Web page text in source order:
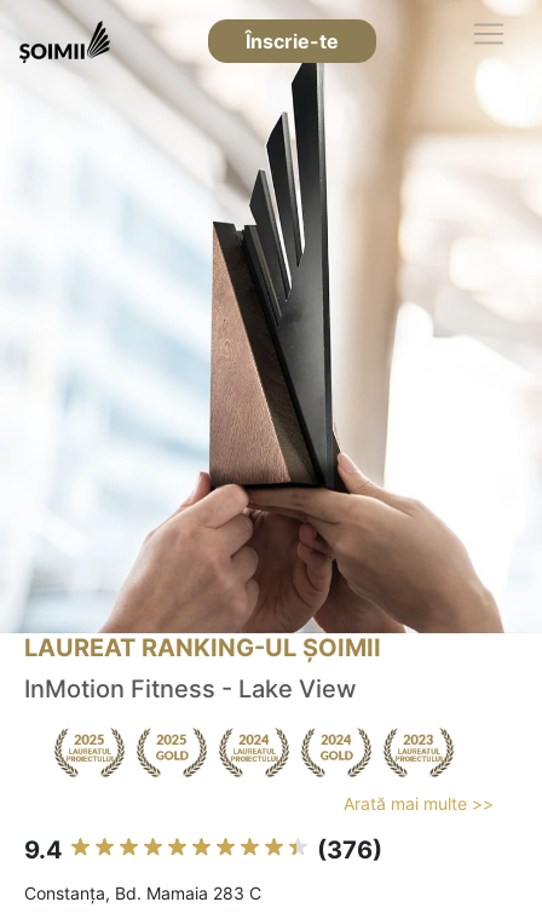
Înscrie-te
LAUREAT RANKING-UL ȘOIMII
InMotion Fitness - Lake View
Arată mai multe >>
9.4 (376)
Constanţa, Bd. Mamaia 283 C